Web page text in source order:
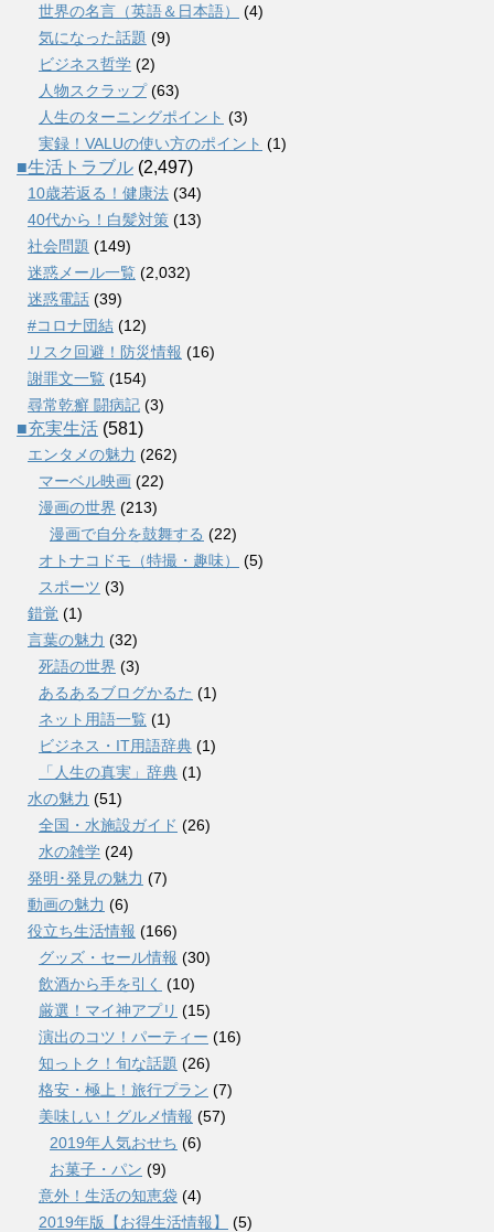
世界の名言（英語＆日本語）
(4)
気になった話題 (9)
ビジネス哲学 (2)
人物スクラップ(63)
人生のターニングポイント (3)
実録！VALUの使い方のポイント (1)
■生活トラブル (2,497)
10歳若返る！健康法 (34)
40代から！白髪対策 (13)
社会問題 (149)
迷惑メール一覧 (2,032)
迷惑電話 (39)
#コロナ団結 (12)
リスク回避！防災情報 (16)
謝罪文一覧 (154)
尋常乾癬 闘病記 (3)
■充実生活 (581)
エンタメの魅力 (262)
マーベル映画 (22)
漫画の世界 (213)
漫画で自分を鼓舞する (22)
オトナコドモ（特撮・趣味）
(5)
スポーツ (3)
錯覚 (1)
言葉の魅力 (32)
死語の世界 (3)
あるあるブログかるた (1)
ネット用語一覧 (1)
ビジネス・IT用語辞典 (1)
「人生の真実」辞典 (1)
水の魅力 (51)
全国・水施設ガイド (26)
水の雑学 (24)
発明･発見の魅力 (7)
動画の魅力 (6)
役立ち生活情報 (166)
グッズ・セール情報 (30)
飲酒から手を引く (10)
厳選！マイ神アプリ (15)
演出のコツ！パーティー (16)
知っトク！旬な話題 (26)
格安・極上！旅行プラン (7)
美味しい！グルメ情報 (57)
2019年人気おせち (6)
お菓子・パン (9)
意外！生活の知恵袋 (4)
2019年版【お得生活情報】
(5)